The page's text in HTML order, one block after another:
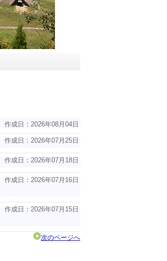
作成日：2026年08月04日
作成日：2026年07月25日
作成日：2026年07月18日
作成日：2026年07月16日
作成日：2026年07月15日
次のページへ